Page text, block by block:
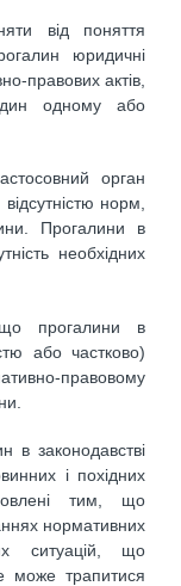
від поняття
юридичні
правових актів,
одному або
орган
норм,
Прогалини в
необхідних
прогалини в
або частково)
правовому
законодавстві
і похідних
тим, що
нормативних
ситуацій, що
може трапитися